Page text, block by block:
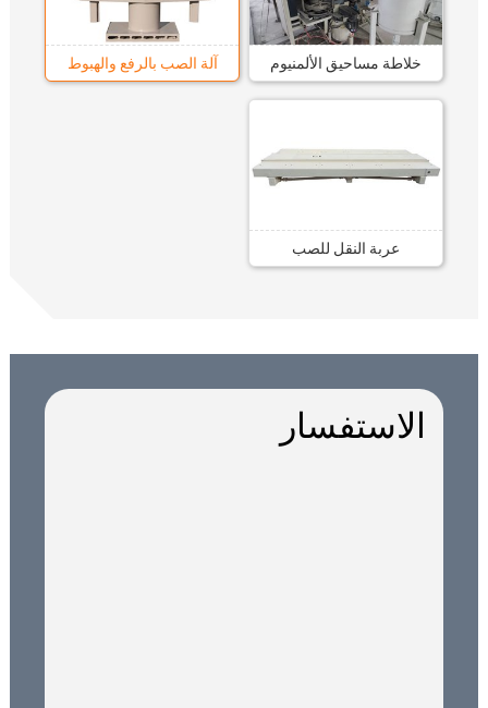
خلاطة مساحيق الألمنيوم آلة الصب بالرفع والهبوط
عربة النقل للصب
الاستفسار